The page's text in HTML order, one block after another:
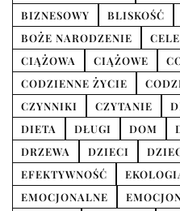
BIZNESOWY
BLISKOŚĆ
BOŻE NARODZENIE
CIĄŻOWA
CIĄŻOWE
CODZIENNE ŻYCIE
CZYNNIKI
CZYTANIE
DIETA
DŁUGI DOM
DRZEWA
DZIECI
EFEKTYWNOŚĆ
EMOCJONALNE